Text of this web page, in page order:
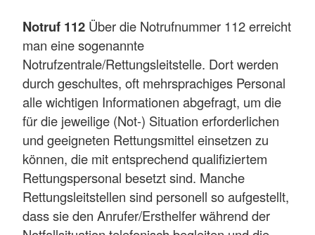
Notruf 112 Über die Notrufnummer 112 erreicht
man eine sogenannte
Notrufzentrale/Rettungsleitstelle. Dort werden
durch geschultes, oft mehrsprachiges Personal
alle wichtigen Informationen abgefragt, um die
für die jeweilige (Not-) Situation erforderlichen
und geeigneten Rettungsmittel einsetzen zu
können, die mit entsprechend qualifiziertem
Rettungspersonal besetzt sind. Manche
Rettungsleitstellen sind personell so aufgestellt,
dass sie den Anrufer/Ersthelfer während der